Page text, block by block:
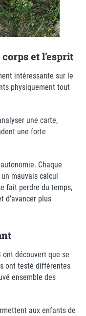
et l’esprit
intéressante sur le
physiquement tout
une carte,
une forte
Chaque
mauvais calcul
fait perdre du temps,
d’avancer plus
découvert que se
ont testé différentes
ensemble des
aux enfants de